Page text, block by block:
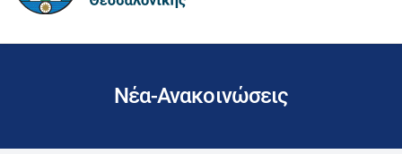
m
Νέα-Ανακοινώσεις